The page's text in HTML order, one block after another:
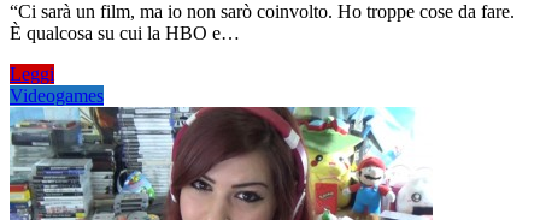
“Ci sarà un film, ma io non sarò coinvolto. Ho troppe cose da fare.
È qualcosa su cui la HBO e…
Leggi
Videogames